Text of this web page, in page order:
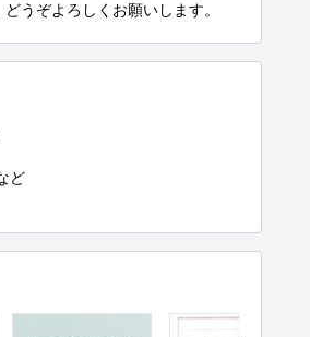
うぞよろしくお願いします。
ど